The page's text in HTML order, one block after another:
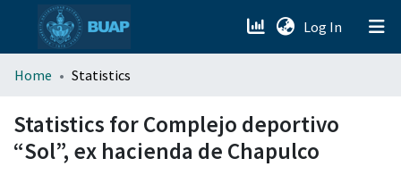
Log In (current)
menu.section.about_menu
All of DSpace
Home Statistics
Statistics for Complejo deportivo
“Sol”, ex hacienda de Chapulco